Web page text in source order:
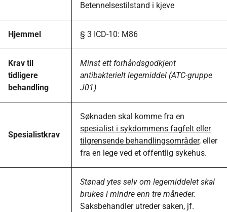
Betennelsestilstand i kjeve
Hjemmel § 3 ICD-10: M86
Krav til
tidligere
behandling
Minst ett forhåndsgodkjent
antibakterielt legemiddel (ATC-gruppe
J01)
Spesialistkrav
Søknaden skal komme fra en
spesialist i sykdommens fagfelt eller
tilgrensende behandlingsområder, eller
fra en lege ved et offentlig sykehus.
Stønad ytes selv om legemiddelet skal
brukes i mindre enn tre måneder.
Saksbehandler utreder saken, jf.